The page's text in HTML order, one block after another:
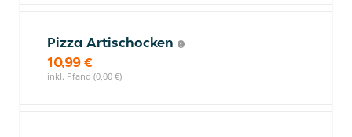
Pizza Artischocken
10,99 €
inkl. Pfand (0,00 €)